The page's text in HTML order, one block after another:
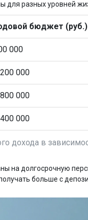
для разных уровней
дохода в
бюджет (руб.)
000
000
000
000
на долгосрочную
больше с